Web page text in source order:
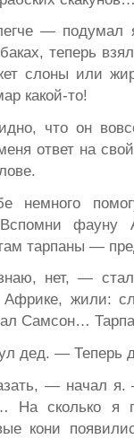
— подумал
теперь
слоны или
какой-то!
что он
ответ на
фауну
тарпаны —
нет, —
Африке, жили:
Самсон…
дед. — Теперь
— начал
На сколько я
кони